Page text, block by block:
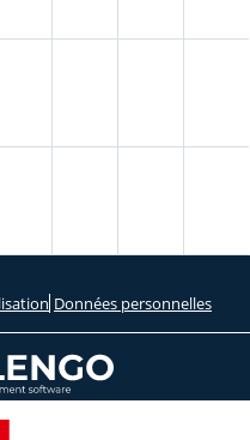
Données personnelles